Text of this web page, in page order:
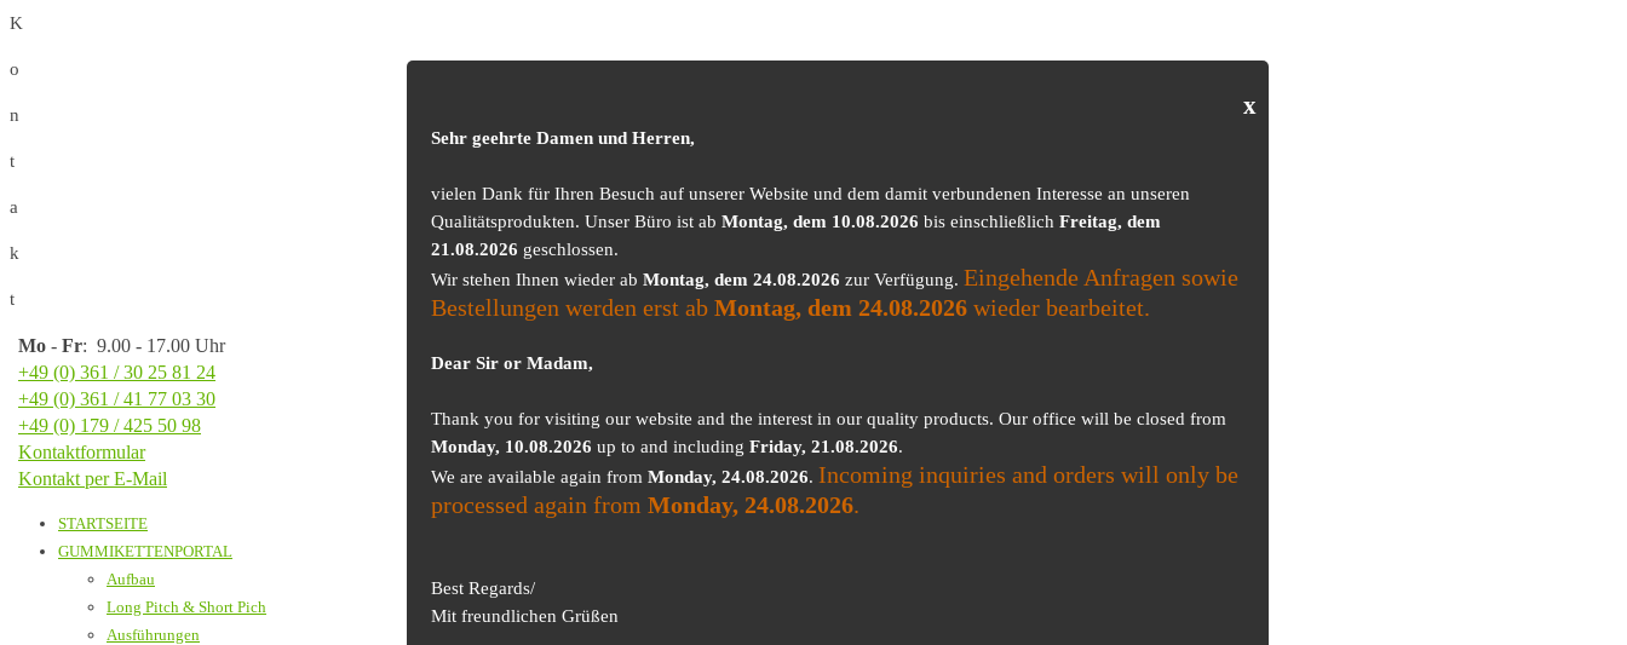
K
o
n
t
a
k
t
Mo - Fr: 9.00 - 17.00 Uhr
+49 (0) 361 / 30 25 81 24
+49 (0) 361 / 41 77 03 30
+49 (0) 179 / 425 50 98
Kontaktformular
Kontakt per E-Mail
STARTSEITE
GUMMIKETTENPORTAL
Aufbau
Long Pitch & Short Pich
Ausführungen
x
Sehr geehrte Damen und Herren,
vielen Dank für Ihren Besuch auf unserer Website und dem damit verbundenen Interesse an unseren
Qualitätsprodukten. Unser Büro ist ab Montag, dem 10.08.2026 bis einschließlich Freitag, dem
21.08.2026 geschlossen.
Wir stehen Ihnen wieder ab Montag, dem 24.08.2026 zur Verfügung. Eingehende Anfragen sowie
Bestellungen werden erst ab Montag, dem 24.08.2026 wieder bearbeitet.
Dear Sir or Madam,
Thank you for visiting our website and the interest in our quality products. Our office will be closed from
Monday, 10.08.2026 up to and including Friday, 21.08.2026.
We are available again from Monday, 24.08.2026. Incoming inquiries and orders will only be
processed again from Monday, 24.08.2026.
Best Regards/
Mit freundlichen Grüßen